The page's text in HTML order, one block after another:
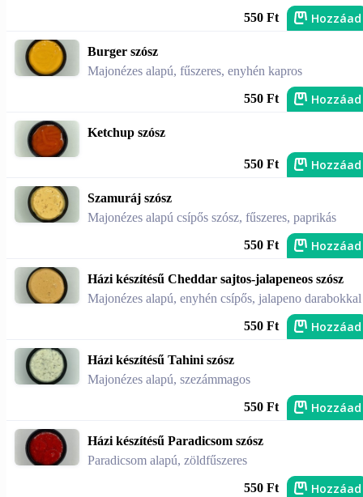
550 Ft Hozzáad
Burger szósz
Majonézes alapú, fűszeres, enyhén kapros
550 Ft Hozzáad
Ketchup szósz
550 Ft Hozzáad
Szamuráj szósz
Majonézes alapú csípős szósz, fűszeres, paprikás
550 Ft Hozzáad
Házi készítésű Cheddar sajtos-jalapeneos szósz
Majonézes alapú, enyhén csípős, jalapeno darabokkal
550 Ft Hozzáad
Házi készítésű Tahini szósz
Majonézes alapú, szezámmagos
550 Ft Hozzáad
Házi készítésű Paradicsom szósz
Paradicsom alapú, zöldfűszeres
550 Ft Hozzáad